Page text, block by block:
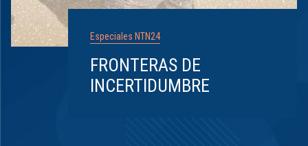
Especiales NTN24
FRONTERAS DE
INCERTIDUMBRE